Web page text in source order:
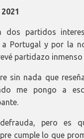
dos partidos
Portugal y por la
partidazo
sin nada que
me pongo a
pero es
cumple lo que